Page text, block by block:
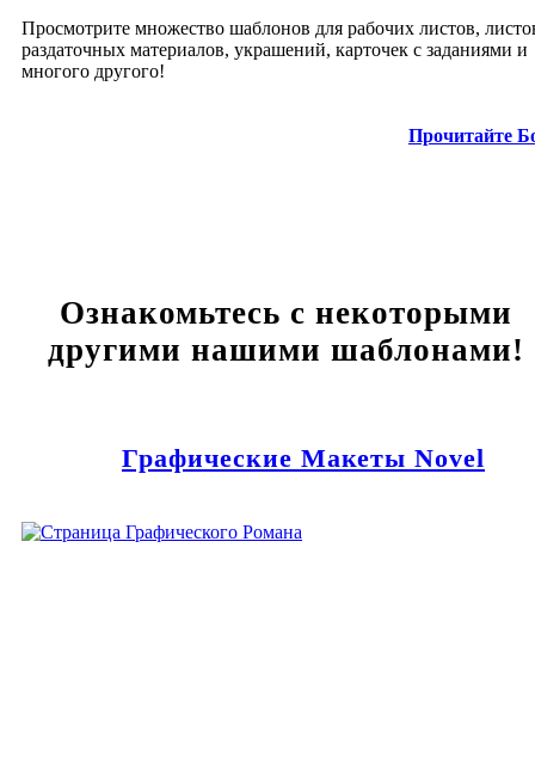
Просмотрите множество шаблонов для рабочих листов,
раздаточных материалов, украшений, карточек с заданиями и
многого другого!
Прочитайте
Ознакомьтесь с некоторыми
другими нашими шаблонами!
Графические Макеты Novel